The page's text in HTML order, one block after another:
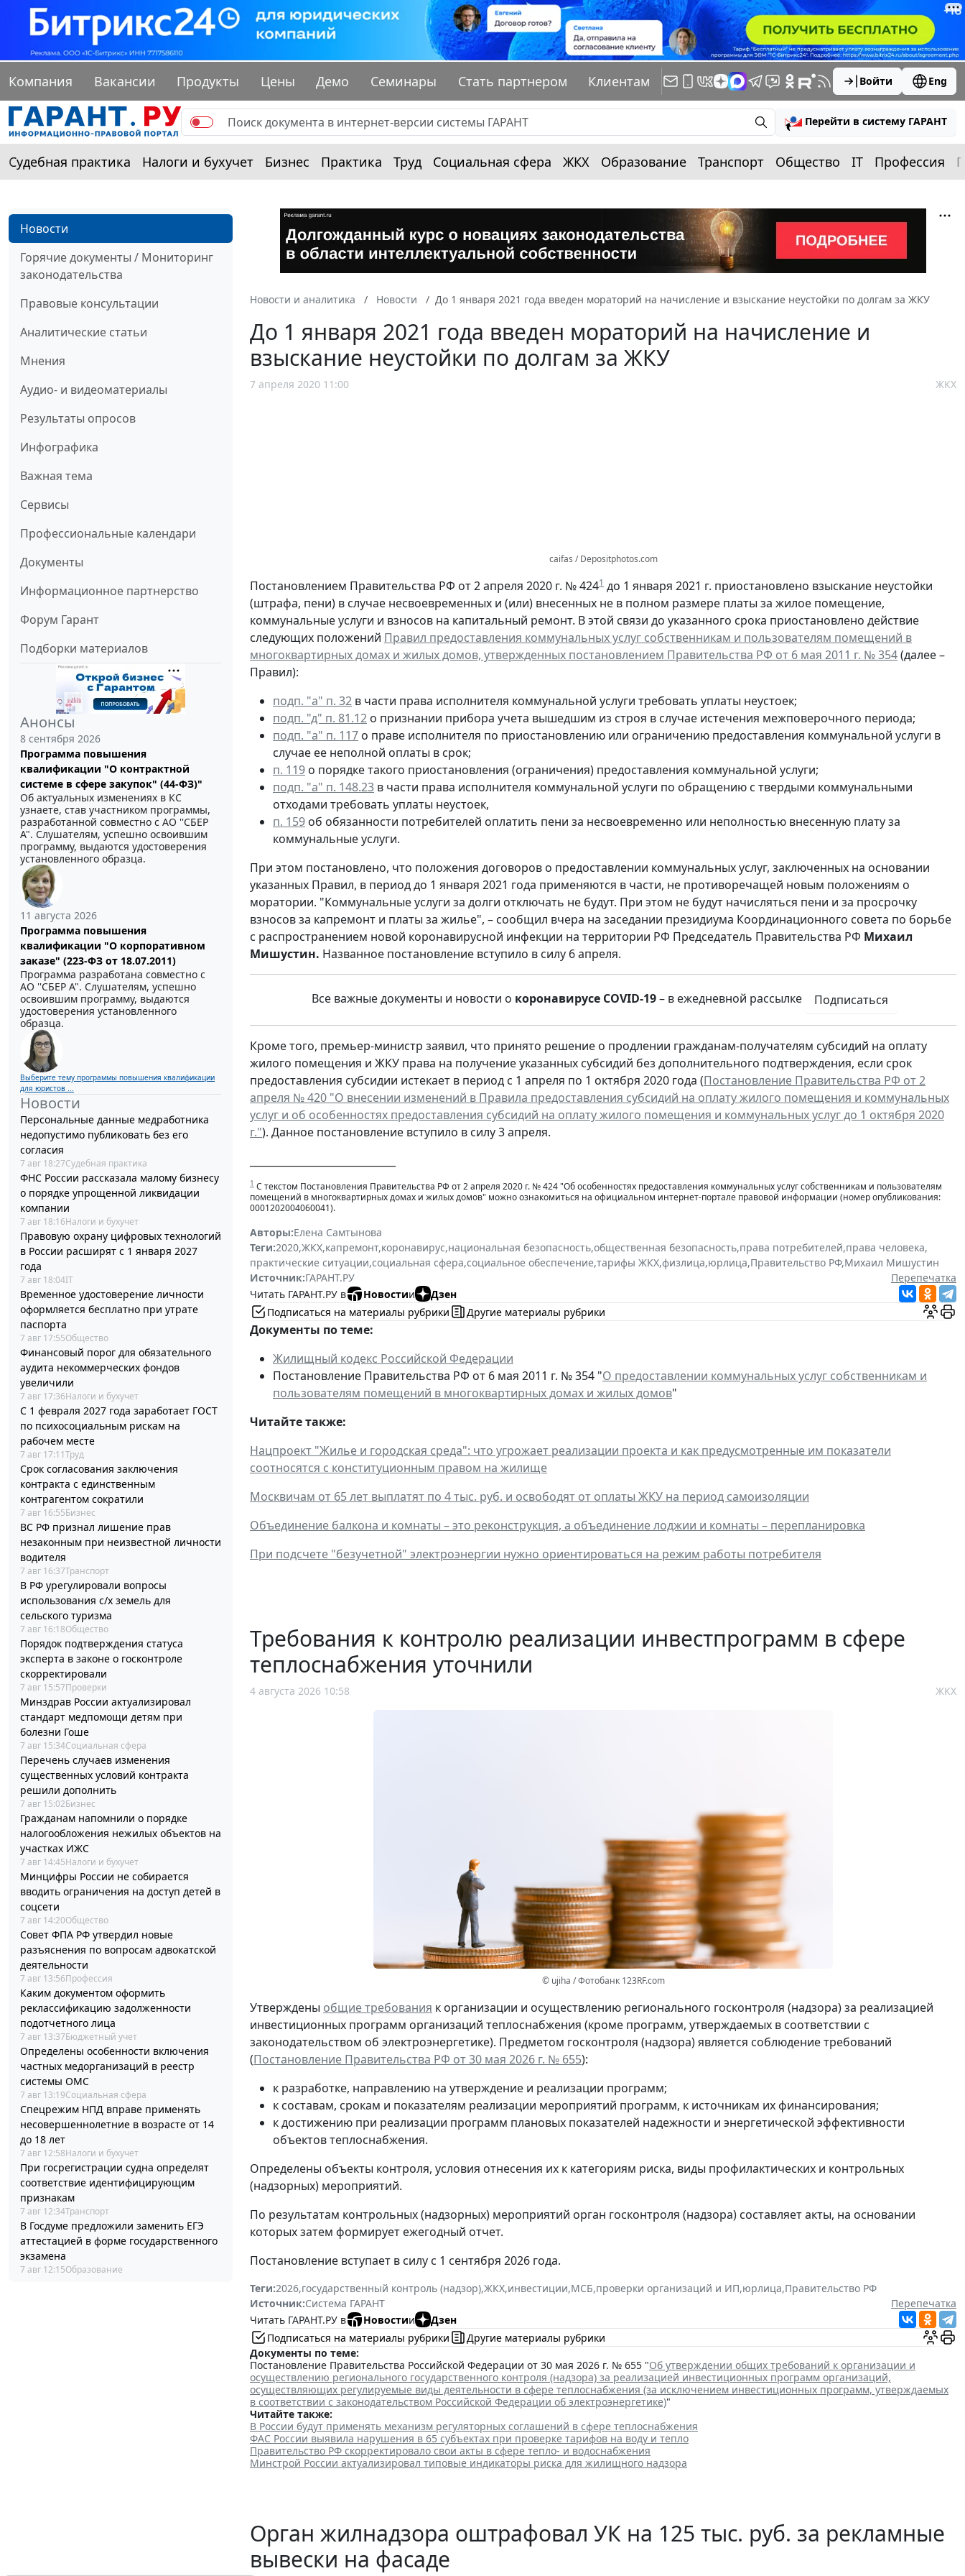
Компания Вакансии Продукты Цены Демо Семинары Стать партнером Клиентам Войти Eng
Перейти в систему ГАРАНТ
Судебная практика Налоги и бухучет Бизнес Практика Труд Социальная сфера ЖКХ Образование Транспорт Общество IT Профессия
Новости
Горячие документы / Мониторинг
законодательства
Правовые консультации
Аналитические статьи
Мнения
Аудио- и видеоматериалы
Результаты опросов
Инфографика
Важная тема
Сервисы
Профессиональные календари
Документы
Информационное партнерство
Форум Гарант
Подборки материалов
Анонсы
8 сентября 2026
Программа повышения
квалификации "О контрактной
системе в сфере закупок" (44-ФЗ)"
Об актуальных изменениях в КС
узнаете, став участником программы,
разработанной совместно с АО ''СБЕР
А". Слушателям, успешно освоившим
программу, выдаются удостоверения
установленного образца.
11 августа 2026
Программа повышения
квалификации "О корпоративном
заказе" (223-ФЗ от 18.07.2011)
Программа разработана совместно с
АО ''СБЕР А". Слушателям, успешно
освоившим программу, выдаются
удостоверения установленного
образца.
Выберите тему программы повышения квалификации
для юристов ...
Новости
Персональные данные медработника
недопустимо публиковать без его
согласия
7 авг 18:27Судебная практика
ФНС России рассказала малому бизнесу
о порядке упрощенной ликвидации
компании
7 авг 18:16Налоги и бухучет
Правовую охрану цифровых технологий
в России расширят с 1 января 2027
года
7 авг 18:04IT
Временное удостоверение личности
оформляется бесплатно при утрате
паспорта
7 авг 17:55Общество
Финансовый порог для обязательного
аудита некоммерческих фондов
увеличили
7 авг 17:36Налоги и бухучет
С 1 февраля 2027 года заработает ГОСТ
по психосоциальным рискам на
рабочем месте
7 авг 17:11Труд
Срок согласования заключения
контракта с единственным
контрагентом сократили
7 авг 16:55Бизнес
ВС РФ признал лишение прав
незаконным при неизвестной личности
водителя
7 авг 16:37Транспорт
В РФ урегулировали вопросы
использования с/х земель для
сельского туризма
7 авг 16:18Общество
Порядок подтверждения статуса
эксперта в законе о госконтроле
скорректировали
7 авг 15:57Проверки
Минздрав России актуализировал
стандарт медпомощи детям при
болезни Гоше
7 авг 15:34Социальная сфера
Перечень случаев изменения
существенных условий контракта
решили дополнить
7 авг 15:02Бизнес
Гражданам напомнили о порядке
налогообложения нежилых объектов на
участках ИЖС
7 авг 14:45Налоги и бухучет
Минцифры России не собирается
вводить ограничения на доступ детей в
соцсети
7 авг 14:20Общество
Совет ФПА РФ утвердил новые
разъяснения по вопросам адвокатской
деятельности
7 авг 13:56Профессия
Каким документом оформить
реклассификацию задолженности
подотчетного лица
7 авг 13:37Бюджетный учет
Определены особенности включения
частных медорганизаций в реестр
системы ОМС
7 авг 13:19Социальная сфера
Спецрежим НПД вправе применять
несовершеннолетние в возрасте от 14
до 18 лет
7 авг 12:58Налоги и бухучет
При госрегистрации судна определят
соответствие идентифицирующим
признакам
7 авг 12:34Транспорт
В Госдуме предложили заменить ЕГЭ
аттестацией в форме государственного
экзамена
7 авг 12:15Образование
Новости и аналитика Новости До 1 января 2021 года введен мораторий на начисление и взыскание неустойки по долгам за ЖКУ
До 1 января 2021 года введен мораторий на начисление и
взыскание неустойки по долгам за ЖКУ
7 апреля 2020 11:00 ЖКХ
caifas / Depositphotos.com
Постановлением Правительства РФ от 2 апреля 2020 г. № 4241 до 1 января 2021 г. приостановлено взыскание неустойки
(штрафа, пени) в случае несвоевременных и (или) внесенных не в полном размере платы за жилое помещение,
коммунальные услуги и взносов на капитальный ремонт. В этой связи до указанного срока приостановлено действие
следующих положений Правил предоставления коммунальных услуг собственникам и пользователям помещений в
многоквартирных домах и жилых домов, утвержденных постановлением Правительства РФ от 6 мая 2011 г. № 354(далее –
Правил):
подп. "а" п. 32 в части права исполнителя коммунальной услуги требовать уплаты неустоек;
подп. "д" п. 81.12 о признании прибора учета вышедшим из строя в случае истечения межповерочного периода;
подп. "а" п. 117 о праве исполнителя по приостановлению или ограничению предоставления коммунальной услуги в
случае ее неполной оплаты в срок;
п. 119 о порядке такого приостановления (ограничения) предоставления коммунальной услуги;
подп. "а" п. 148.23 в части права исполнителя коммунальной услуги по обращению с твердыми коммунальными
отходами требовать уплаты неустоек,
п. 159 об обязанности потребителей оплатить пени за несвоевременно или неполностью внесенную плату за
коммунальные услуги.
При этом постановлено, что положения договоров о предоставлении коммунальных услуг, заключенных на основании
указанных Правил, в период до 1 января 2021 года применяются в части, не противоречащей новым положениям о
моратории. "Коммунальные услуги за долги отключать не будут. При этом не будут начисляться пени и за просрочку
взносов за капремонт и платы за жилье", – сообщил вчера на заседании президиума Координационного совета по борьбе
с распространением новой коронавирусной инфекции на территории РФ Председатель Правительства РФ Михаил
Мишустин. Названное постановление вступило в силу 6 апреля.
Все важные документы и новости о коронавирусе COVID-19– в ежедневной рассылке Подписаться
Кроме того, премьер-министр заявил, что принято решение о продлении гражданам-получателям субсидий на оплату
жилого помещения и ЖКУ права на получение указанных субсидий без дополнительного подтверждения, если срок
предоставления субсидии истекает в период с 1 апреля по 1 октября 2020 года (Постановление Правительства РФ от 2
апреля № 420 "О внесении изменений в Правила предоставления субсидий на оплату жилого помещения и коммунальных
услуг и об особенностях предоставления субсидий на оплату жилого помещения и коммунальных услуг до 1 октября 2020
г."). Данное постановление вступило в силу 3 апреля.
1 С текстом Постановления Правительства РФ от 2 апреля 2020 г. № 424 "Об особенностях предоставления коммунальных услуг собственникам и пользователям
помещений в многоквартирных домах и жилых домов" можно ознакомиться на официальном интернет-портале правовой информации (номер опубликования:
0001202004060041).
Авторы:Елена Самтынова
Теги:2020,ЖКХ,капремонт,коронавирус,национальная безопасность,общественная безопасность,права потребителей,права человека,
практические ситуации,социальная сфера,социальное обеспечение,тарифы ЖКХ,физлица,юрлица,Правительство РФ,Михаил Мишустин
Источник:ГАРАНТ.РУ
Перепечатка
Читать ГАРАНТ.РУ в
Новостии
Дзен
Подписаться на материалы рубрики
Другие материалы рубрики
Документы по теме:
Жилищный кодекс Российской Федерации
Постановление Правительства РФ от 6 мая 2011 г. № 354 "О предоставлении коммунальных услуг собственникам и
пользователям помещений в многоквартирных домах и жилых домов"
Читайте также:
Нацпроект "Жилье и городская среда": что угрожает реализации проекта и как предусмотренные им показатели
соотносятся с конституционным правом на жилище
Москвичам от 65 лет выплатят по 4 тыс. руб. и освободят от оплаты ЖКУ на период самоизоляции
Объединение балкона и комнаты – это реконструкция, а объединение лоджии и комнаты – перепланировка
При подсчете "безучетной" электроэнергии нужно ориентироваться на режим работы потребителя
Требования к контролю реализации инвестпрограмм в сфере
теплоснабжения уточнили
4 августа 2026 10:58 ЖКХ
© ujiha / Фотобанк 123RF.com
Утверждены общие требования к организации и осуществлению регионального госконтроля (надзора) за реализацией
инвестиционных программ организаций теплоснабжения (кроме программ, утверждаемых в соответствии с
законодательством об электроэнергетике). Предметом госконтроля (надзора) является соблюдение требований
(Постановление Правительства РФ от 30 мая 2026 г. № 655):
к разработке, направлению на утверждение и реализации программ;
к составам, срокам и показателям реализации мероприятий программ, к источникам их финансирования;
к достижению при реализации программ плановых показателей надежности и энергетической эффективности
объектов теплоснабжения.
Определены объекты контроля, условия отнесения их к категориям риска, виды профилактических и контрольных
(надзорных) мероприятий.
По результатам контрольных (надзорных) мероприятий орган госконтроля (надзора) составляет акты, на основании
которых затем формирует ежегодный отчет.
Постановление вступает в силу с 1 сентября 2026 года.
Теги:2026,государственный контроль (надзор),ЖКХ,инвестиции,МСБ,проверки организаций и ИП,юрлица,Правительство РФ
Источник:Система ГАРАНТ
Перепечатка
Читать ГАРАНТ.РУ в
Новостии
Дзен
Подписаться на материалы рубрики
Другие материалы рубрики
Документы по теме:
Постановление Правительства Российской Федерации от 30 мая 2026 г. № 655 "Об утверждении общих требований к организации и
осуществлению регионального государственного контроля (надзора) за реализацией инвестиционных программ организаций,
осуществляющих регулируемые виды деятельности в сфере теплоснабжения (за исключением инвестиционных программ, утверждаемых
в соответствии с законодательством Российской Федерации об электроэнергетике)"
Читайте также:
В России будут применять механизм регуляторных соглашений в сфере теплоснабжения
ФАС России выявила нарушения в 65 субъектах при проверке тарифов на воду и тепло
Правительство РФ скорректировало свои акты в сфере тепло- и водоснабжения
Минстрой России актуализировал типовые индикаторы риска для жилищного надзора
Орган жилнадзора оштрафовал УК на 125 тыс. руб. за рекламные
вывески на фасаде